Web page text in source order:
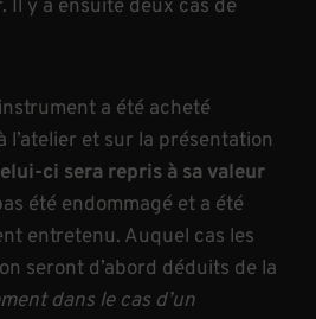
Il y a ensuite deux cas de
a été acheté
l’atelier et sur la présentation
ci sera repris à sa valeur
été endommagé et a été
entretenu. Auquel cas les
seront d’abord déduits de la
dans le cas d’un